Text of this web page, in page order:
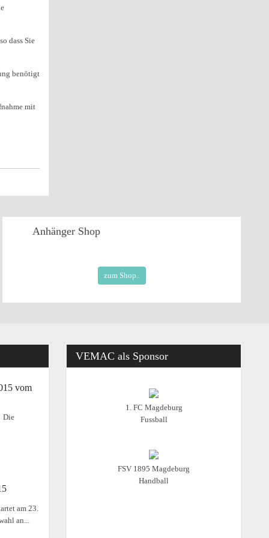
dass Sie
benötigt
mit
Anhänger Shop
zum Shop..
vom
Die
am 23.
an...
VEMAC als Sponsor
1. FC Magdeburg
Fussball
FSV 1895 Magdeburg
Handball